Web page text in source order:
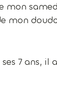
mon
mon
7 ans, il